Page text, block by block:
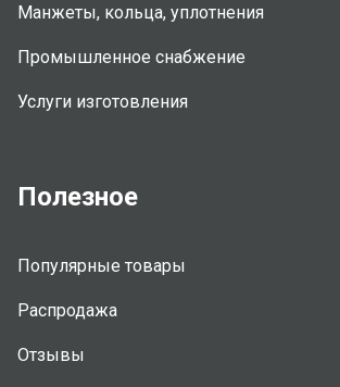
Манжеты, кольца, уплотнения
Промышленное снабжение
Услуги изготовления
Полезное
Популярные товары
Распродажа
Отзывы